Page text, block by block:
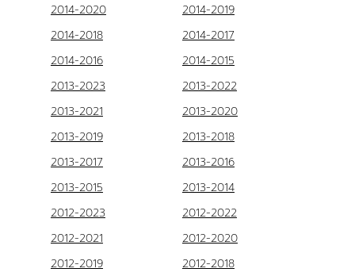
2014-2020
2014-2019
2014-2018
2014-2017
2014-2016
2014-2015
2013-2023
2013-2022
2013-2021
2013-2020
2013-2019
2013-2018
2013-2017
2013-2016
2013-2015
2013-2014
2012-2023
2012-2022
2012-2021
2012-2020
2012-2019
2012-2018